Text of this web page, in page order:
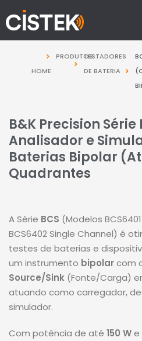
HOME
PRODUTOSTESTADORES
DE BATERIA
B&K Precision Série
Analisador e
Baterias Bipolar
Quadrantes
A Série BCS (Modelos
BCS6402 Single Channel) é
testes de baterias e
um instrumento bipolarcom
Source/Sink (Fonte/Carga)
atuando como carregador,
simulador.
Com potência de até 150 We